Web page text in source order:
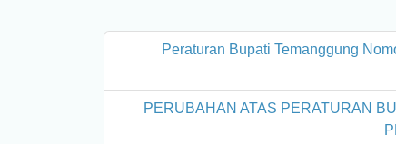
Peraturan Bupati Temanggung
PERUBAHAN ATAS PERATURAN